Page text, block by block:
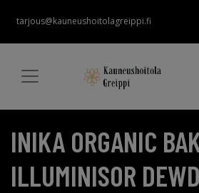
tarjous@kauneushoitolagreippi.fi
INIKA ORGANIC
ILLUMINISOR